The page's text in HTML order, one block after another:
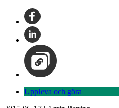
Uppleva och göra